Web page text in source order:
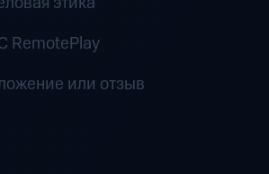
RemotePlay
или отзыв